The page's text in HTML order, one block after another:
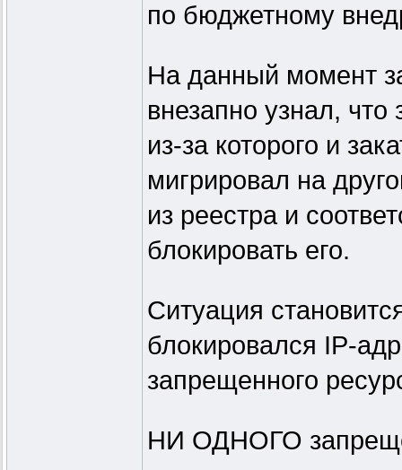
по бюджетному
На данный момент
внезапно узнал,
из-за которого и
мигрировал на
из реестра и
блокировать его.
Ситуация
блокировался IP-
запрещенного
НИ ОДНОГО